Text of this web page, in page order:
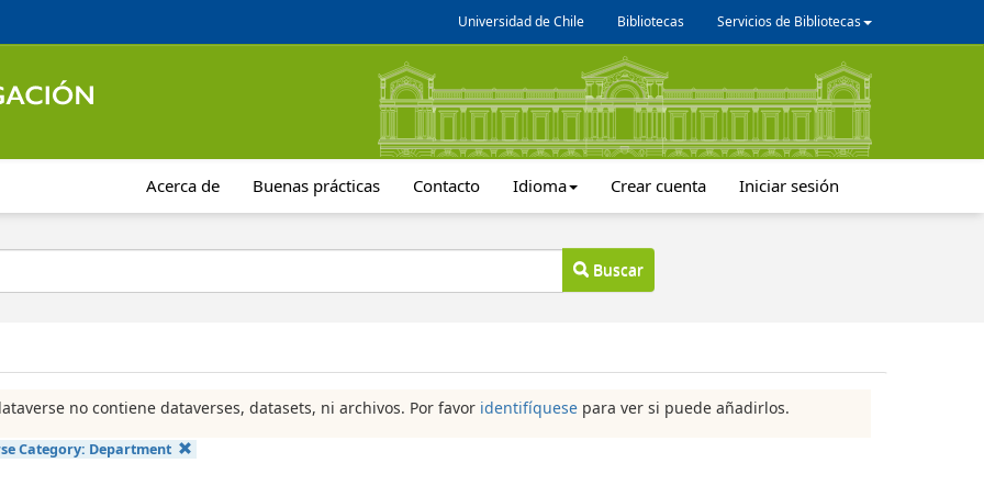
Universidad de Chile Bibliotecas Servicios de Bibliotecas
Acerca de Buenas prácticas Contacto Idioma Crear cuenta Iniciar sesión
Buscar
no contiene dataverses, datasets, ni archivos. Por favor identifíquese para ver si puede añadirlos.
Category: Department